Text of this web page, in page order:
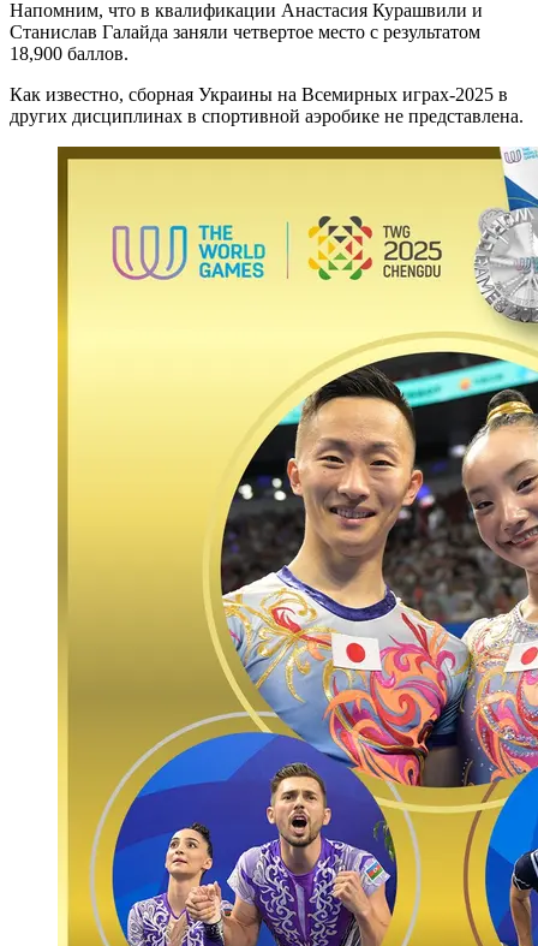
Напомним, что в квалификации Анастасия Курашвили и
Станислав Галайда заняли четвертое место с результатом
18,900 баллов.
Как известно, сборная Украины на Всемирных играх-2025 в
других дисциплинах в спортивной аэробике не представлена.